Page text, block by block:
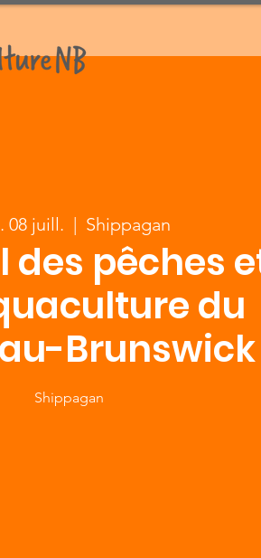
08 juill.
  |
Shippagan
des pêches
du
Brunswick
Shippagan